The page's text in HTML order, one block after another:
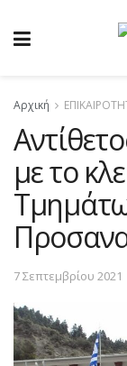
Αρχική
με το
7 Σεπτεμβρίου 2021